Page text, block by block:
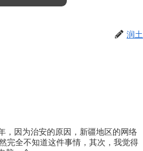
润土
，因为治安的原因，新疆地区的网络
完全不知道这件事情，其次，我觉得